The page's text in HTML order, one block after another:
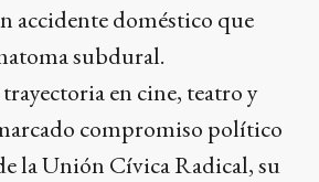
accidente doméstico que
subdural.
en cine, teatro y
compromiso político
la Unión Cívica Radical, su